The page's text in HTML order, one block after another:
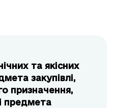
та якісних
закупівлі,
призначення,
предмета